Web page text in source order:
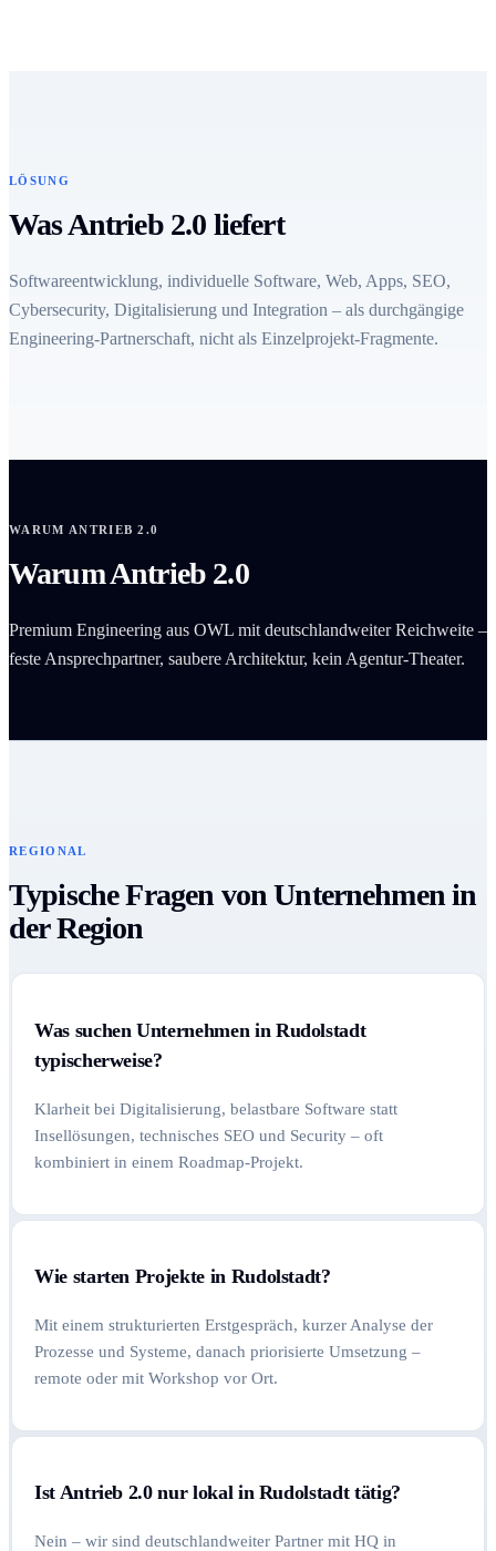
LÖSUNG
Was Antrieb 2.0 liefert
Softwareentwicklung, individuelle Software, Web, Apps, SEO,
Cybersecurity, Digitalisierung und Integration – als durchgängige
Engineering-Partnerschaft, nicht als Einzelprojekt-Fragmente.
WARUM ANTRIEB 2.0
Warum Antrieb 2.0
Premium Engineering aus OWL mit deutschlandweiter Reichweite –
feste Ansprechpartner, saubere Architektur, kein Agentur-Theater.
REGIONAL
Typische Fragen von Unternehmen in
der Region
Was suchen Unternehmen in Rudolstadt
typischerweise?
Klarheit bei Digitalisierung, belastbare Software statt
Insellösungen, technisches SEO und Security – oft
kombiniert in einem Roadmap-Projekt.
Wie starten Projekte in Rudolstadt?
Mit einem strukturierten Erstgespräch, kurzer Analyse der
Prozesse und Systeme, danach priorisierte Umsetzung –
remote oder mit Workshop vor Ort.
Ist Antrieb 2.0 nur lokal in Rudolstadt tätig?
Nein – wir sind deutschlandweiter Partner mit HQ in